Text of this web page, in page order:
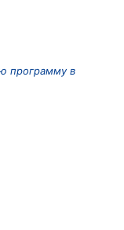
программу в